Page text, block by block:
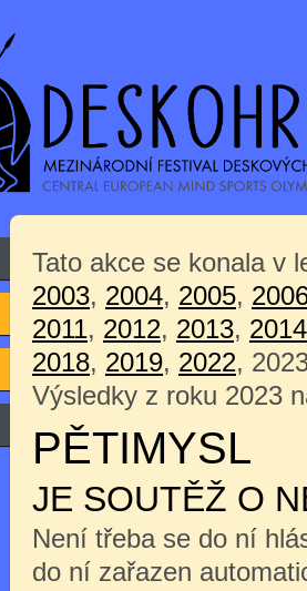
Tato akce se konala v
2003, 2004, 2005,
2011, 2012, 2013, 2014
2018, 2019, 2022,
Výsledky z roku 2023
PĚTIMYSL
JE SOUTĚŽ O
Není třeba se do ní
do ní zařazen